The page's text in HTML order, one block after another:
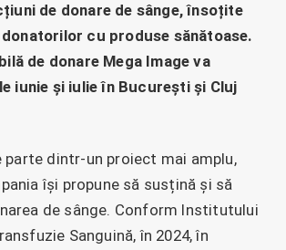
de donare de sânge, însoțite
cu produse sănătoase.
de donare Mega Image va
iunie și iulie în București și Cluj
dintr-un proiect mai amplu,
își propune să susțină și să
de sânge. Conform Institutului
Sanguină, în 2024, în